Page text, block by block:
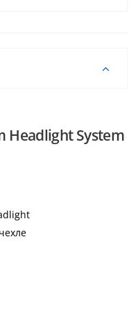
Headlight System